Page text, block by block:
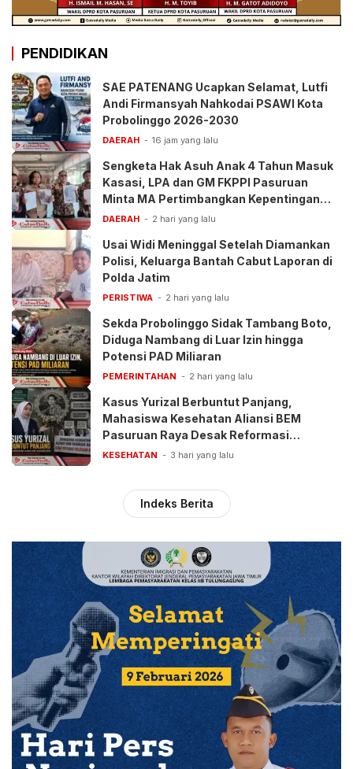
PENDIDIKAN
SAE PATENANG Ucapkan Selamat, Lutfi
Andi Firmansyah Nahkodai PSAWI Kota
Probolinggo 2026-2030
DAERAH 16 jam yang lalu
Sengketa Hak Asuh Anak 4 Tahun Masuk
Kasasi, LPA dan GM FKPPI Pasuruan
Minta MA Pertimbangkan Kepentingan
Anak
DAERAH 2 hari yang lalu
Usai Widi Meninggal Setelah Diamankan
Polisi, Keluarga Bantah Cabut Laporan di
Polda Jatim
PERISTIWA 2 hari yang lalu
Sekda Probolinggo Sidak Tambang Boto,
Diduga Nambang di Luar Izin hingga
Potensi PAD Miliaran
PEMERINTAHAN 2 hari yang lalu
Kasus Yurizal Berbuntut Panjang,
Mahasiswa Kesehatan Aliansi BEM
Pasuruan Raya Desak Reformasi
Pelayanan BPJS
KESEHATAN 3 hari yang lalu
Indeks Berita